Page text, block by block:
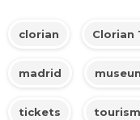
clorian Clorian
madrid
tickets tourism